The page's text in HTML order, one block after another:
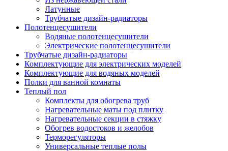
Латунные
Трубчатые дизайн-радиаторы
Полотенцесушители
Водяные полотенцесушители
Электрические полотенцесушители
Трубчатые дизайн-радиаторы
Комплектующие для электрических моделей
Комплектующие для водяных моделей
Полки для ванной комнаты
Теплый пол
Комплекты для обогрева труб
Нагревательные маты под плитку
Нагревательные секции в стяжку
Обогрев водостоков и желобов
Терморегуляторы
Универсальные теплые полы